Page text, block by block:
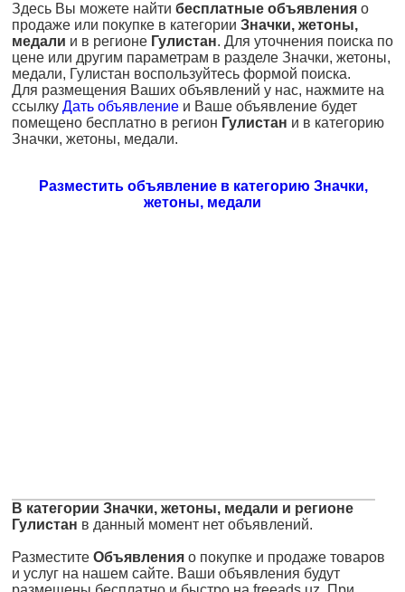
Здесь Вы можете найти бесплатные объявления о
продаже или покупке в категории Значки, жетоны,
медали и в регионе Гулистан. Для уточнения поиска по
цене или другим параметрам в разделе Значки, жетоны,
медали, Гулистан воспользуйтесь формой поиска.
Для размещения Ваших объявлений у нас, нажмите на
ссылку Дать объявление и Ваше объявление будет
помещено бесплатно в регион Гулистан и в категорию
Значки, жетоны, медали.
Разместить объявление в категорию Значки,
жетоны, медали
В категории Значки, жетоны, медали и регионе
Гулистан в данный момент нет объявлений.
Разместите Объявления о покупке и продаже товаров
и услуг на нашем сайте. Ваши объявления будут